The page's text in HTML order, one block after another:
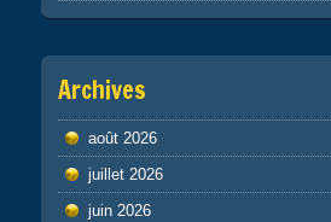
Archives
août 2026
juillet 2026
juin 2026